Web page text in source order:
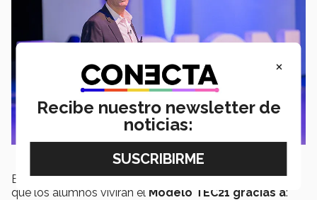
El Vicepresidente de Operaciones del Tecexplicó
que los alumnos vivirán el Modelo TEC21 gracias a:
×
Recibe nuestro newsletter de
noticias: